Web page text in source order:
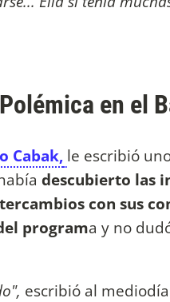
en el
Cabak, le escribió
descubierto las
con sus
programa y no
escribió al